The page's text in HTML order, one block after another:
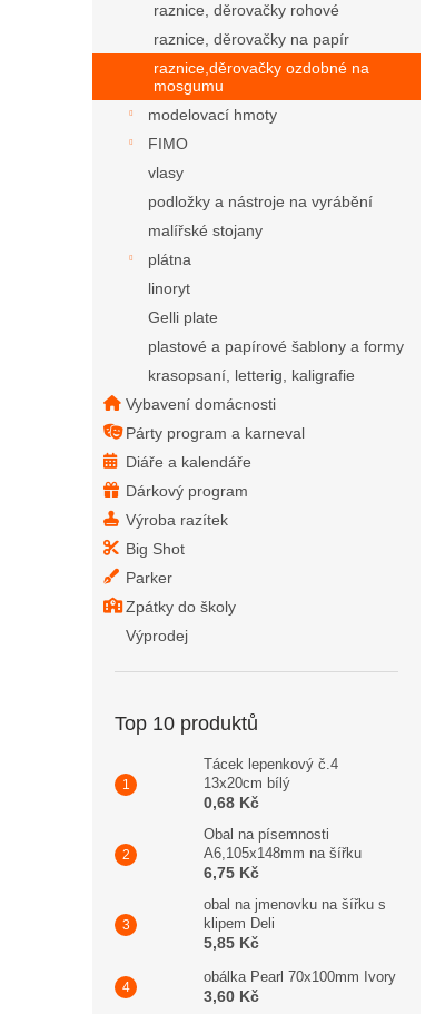
raznice, děrovačky rohové
raznice, děrovačky na papír
raznice,děrovačky ozdobné na
mosgumu
modelovací hmoty
FIMO
vlasy
podložky a nástroje na vyrábění
malířské stojany
plátna
linoryt
Gelli plate
plastové a papírové šablony a formy
krasopsaní, letterig, kaligrafie
Vybavení domácnosti
Párty program a karneval
Diáře a kalendáře
Dárkový program
Výroba razítek
Big Shot
Parker
Zpátky do školy
Výprodej
Top 10 produktů
Tácek lepenkový č.4
13x20cm bílý
0,68 Kč
Obal na písemnosti
A6,105x148mm na šířku
6,75 Kč
obal na jmenovku na šířku s
klipem Deli
5,85 Kč
obálka Pearl 70x100mm Ivory
3,60 Kč